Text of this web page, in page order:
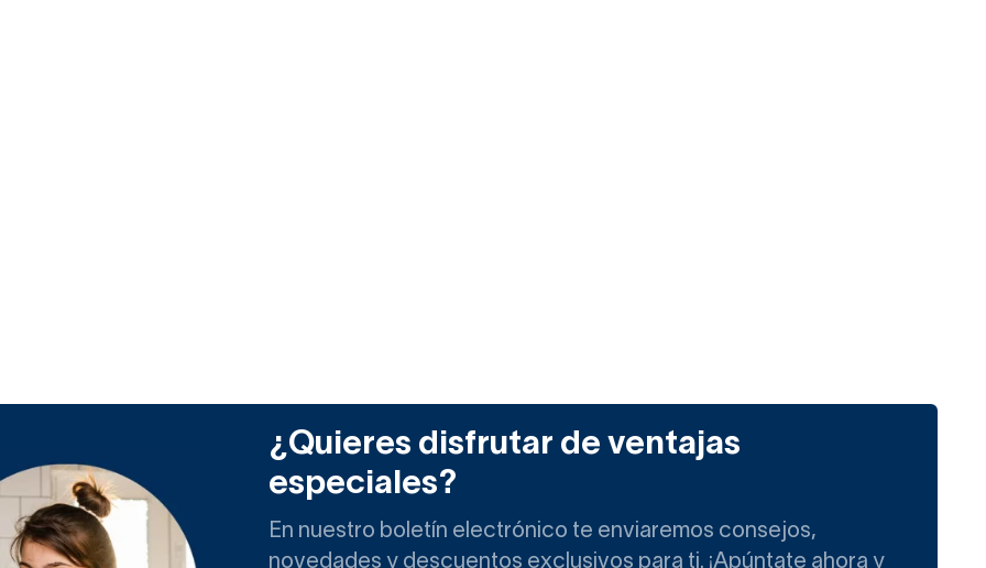
¿Quieres disfrutar de ventajas
especiales?
En nuestro boletín electrónico te enviaremos consejos,
novedades y descuentos exclusivos para ti. ¡Apúntate ahora y